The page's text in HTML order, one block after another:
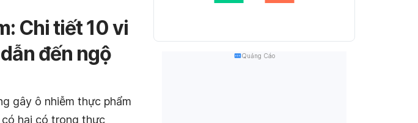
Chi tiết 10 vi
đến ngộ
gây ô nhiễm thực phẩm
hại có trong thực
Quảng Cáo